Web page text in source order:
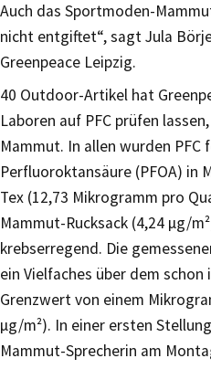
Auch das Sportmoden-
nicht entgiftet“, sagt Jula
Greenpeace Leipzig.
40 Outdoor-Artikel hat
Laboren auf PFC prüfen
Mammut. In allen wurden
Perfluoroktansäure (PFOA) in
Tex (12,73 Mikrogramm pro
Mammut-Rucksack (4,24 µg/
krebserregend. Die
ein Vielfaches über dem
Grenzwert von einem
µg/m²). In einer ersten
Mammut-Sprecherin am